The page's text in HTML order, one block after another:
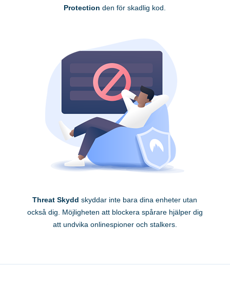
Protection den för skadlig kod.
Threat Skydd skyddar inte bara dina enheter utan
också dig. Möjligheten att blockera spårare hjälper dig
att undvika onlinespioner och stalkers.